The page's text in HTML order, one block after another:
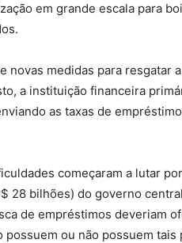
em grande escala para
novas medidas para resgatar
a instituição financeira
as taxas de
começaram a lutar
28 bilhões) do governo
de empréstimos deveriam
ou não possuem tais